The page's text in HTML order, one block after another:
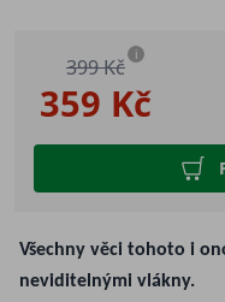
359 Kč
399 Kč i
Všechny věci tohoto i
neviditelnými vlákny.